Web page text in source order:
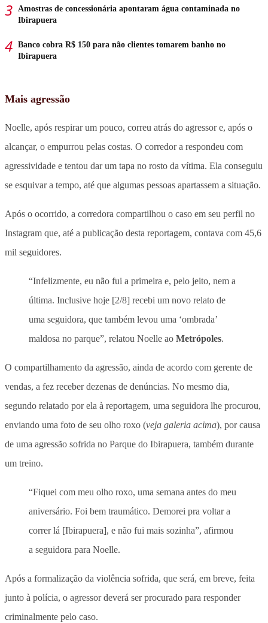
Amostras de concessionária apontaram água contaminada no
Ibirapuera
Banco cobra R$ 150 para não clientes tomarem banho no
Ibirapuera
Mais agressão
Noelle, após respirar um pouco, correu atrás do agressor e, após o
alcançar, o empurrou pelas costas. O corredor a respondeu com
agressividade e tentou dar um tapa no rosto da vítima. Ela conseguiu
se esquivar a tempo, até que algumas pessoas apartassem a situação.
Após o ocorrido, a corredora compartilhou o caso em seu perfil no
Instagram que, até a publicação desta reportagem, contava com 45,6
mil seguidores.
“Infelizmente, eu não fui a primeira e, pelo jeito, nem a
última. Inclusive hoje [2/8] recebi um novo relato de
uma seguidora, que também levou uma ‘ombrada’
maldosa no parque”, relatou Noelle ao Metrópoles.
O compartilhamento da agressão, ainda de acordo com gerente de
vendas, a fez receber dezenas de denúncias. No mesmo dia,
segundo relatado por ela à reportagem, uma seguidora lhe procurou,
enviando uma foto de seu olho roxo (veja galeria acima), por causa
de uma agressão sofrida no Parque do Ibirapuera, também durante
um treino.
“Fiquei com meu olho roxo, uma semana antes do meu
aniversário. Foi bem traumático. Demorei pra voltar a
correr lá [Ibirapuera], e não fui mais sozinha”, afirmou
a seguidora para Noelle.
Após a formalização da violência sofrida, que será, em breve, feita
junto à polícia, o agressor deverá ser procurado para responder
criminalmente pelo caso.